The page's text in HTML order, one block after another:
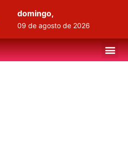
domingo,
09 de agosto de 2026